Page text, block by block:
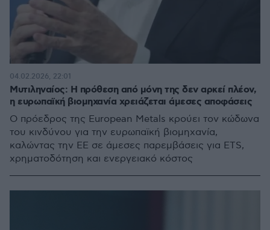
Μυτιληναίος: Η πρόθεση από μόνη της δεν αρκεί πλέον,
η ευρωπαϊκή βιομηχανία χρειάζεται άμεσες αποφάσεις
Ο πρόεδρος της European Metals κρούει τον κώδωνα
του κινδύνου για την ευρωπαϊκή βιομηχανία,
καλώντας την ΕΕ σε άμεσες παρεμβάσεις για ETS,
χρηματοδότηση και ενεργειακό κόστος
04.02.2026, 22:01